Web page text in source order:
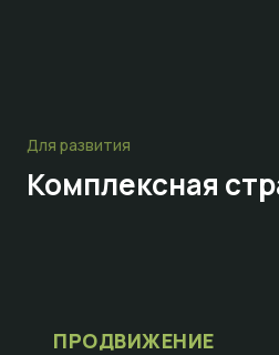
Для развития
Комплексная
ПРОДВИЖЕНИЕ